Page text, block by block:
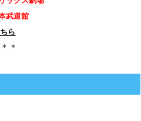
武道館
ら
＊